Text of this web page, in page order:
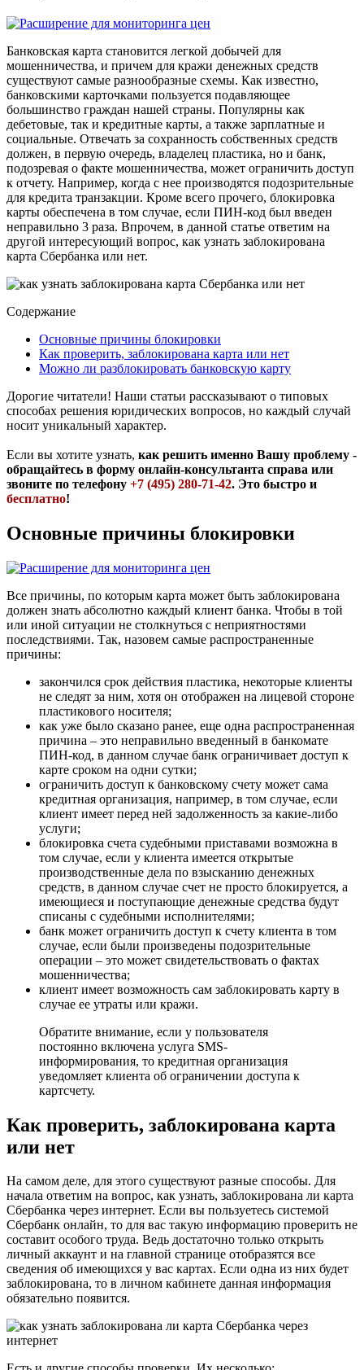
Банковская карта становится легкой добычей для
мошенничества, и причем для кражи денежных средств
существуют самые разнообразные схемы. Как известно,
банковскими карточками пользуется подавляющее
большинство граждан нашей страны. Популярны как
дебетовые, так и кредитные карты, а также зарплатные и
социальные. Отвечать за сохранность собственных средств
должен, в первую очередь, владелец пластика, но и банк,
подозревая о факте мошенничества, может ограничить доступ
к отчету. Например, когда с нее производятся подозрительные
для кредита транзакции. Кроме всего прочего, блокировка
карты обеспечена в том случае, если ПИН-код был введен
неправильно 3 раза. Впрочем, в данной статье ответим на
другой интересующий вопрос, как узнать заблокирована
карта Сбербанка или нет.
Содержание
Основные причины блокировки
Как проверить, заблокирована карта или нет
Можно ли разблокировать банковскую карту
Дорогие читатели! Наши статьи рассказывают о типовых
способах решения юридических вопросов, но каждый случай
носит уникальный характер.
Если вы хотите узнать, как решить именно Вашу проблему -
обращайтесь в форму онлайн-консультанта справа или
звоните по телефону +7 (495) 280-71-42. Это быстро и
бесплатно!
Основные причины блокировки
Все причины, по которым карта может быть заблокирована
должен знать абсолютно каждый клиент банка. Чтобы в той
или иной ситуации не столкнуться с неприятностями
последствиями. Так, назовем самые распространенные
причины:
закончился срок действия пластика, некоторые клиенты
не следят за ним, хотя он отображен на лицевой стороне
пластикового носителя;
как уже было сказано ранее, еще одна распространенная
причина – это неправильно введенный в банкомате
ПИН-код, в данном случае банк ограничивает доступ к
карте сроком на одни сутки;
ограничить доступ к банковскому счету может сама
кредитная организация, например, в том случае, если
клиент имеет перед ней задолженность за какие-либо
услуги;
блокировка счета судебными приставами возможна в
том случае, если у клиента имеется открытые
производственные дела по взысканию денежных
средств, в данном случае счет не просто блокируется, а
имеющиеся и поступающие денежные средства будут
списаны с судебными исполнителями;
банк может ограничить доступ к счету клиента в том
случае, если были произведены подозрительные
операции – это может свидетельствовать о фактах
мошенничества;
клиент имеет возможность сам заблокировать карту в
случае ее утраты или кражи.
Обратите внимание, если у пользователя
постоянно включена услуга SMS-
информирования, то кредитная организация
уведомляет клиента об ограничении доступа к
картсчету.
Как проверить, заблокирована карта
или нет
На самом деле, для этого существуют разные способы. Для
начала ответим на вопрос, как узнать, заблокирована ли карта
Сбербанка через интернет. Если вы пользуетесь системой
Сбербанк онлайн, то для вас такую информацию проверить не
составит особого труда. Ведь достаточно только открыть
личный аккаунт и на главной странице отобразятся все
сведения об имеющихся у вас картах. Если одна из них будет
заблокирована, то в личном кабинете данная информация
обязательно появится.